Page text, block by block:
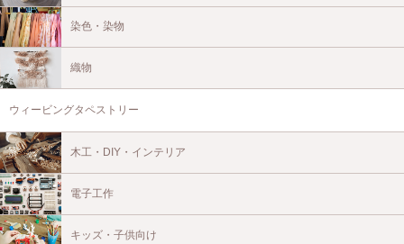
染色・染物
織物
ウィービングタペストリー
木工・DIY・インテリア
電子工作
キッズ・子供向け